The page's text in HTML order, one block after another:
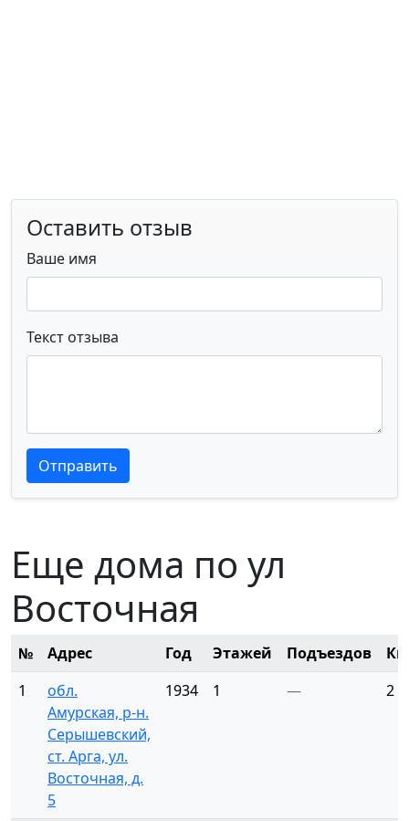
Оставить отзыв
Ваше имя
Текст отзыва
Текст отзыва
Текст отзыва
Отправить
Еще дома по ул
Восточная
№ Адрес Год Этажей Подъездов
1
обл.
Амурская, р-н.
Серышевский,
ст. Арга, ул.
Восточная, д.
5
1934 1 — 2